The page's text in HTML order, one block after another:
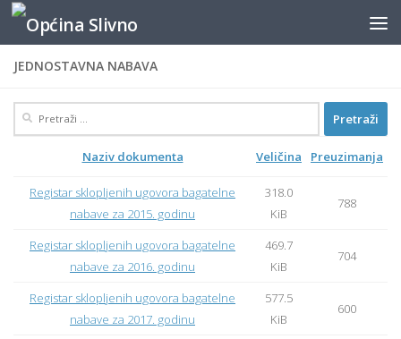
content
Skip to content
JEDNOSTAVNA NABAVA
Pretraži:
Naziv dokumenta Veličina Preuzimanja
Registar sklopljenih ugovora bagatelne
nabave za 2015. godinu
318.0
KiB
788
Registar sklopljenih ugovora bagatelne
nabave za 2016. godinu
469.7
KiB
704
Registar sklopljenih ugovora bagatelne
nabave za 2017. godinu
577.5
KiB
600